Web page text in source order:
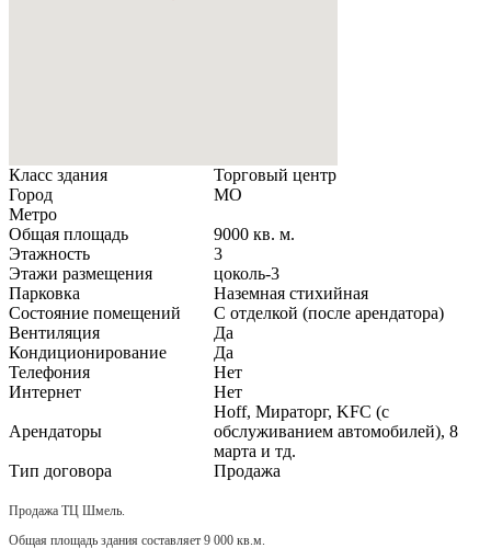
Класс здания
Торговый центр
Город
МО
Метро
Общая площадь
9000 кв. м.
Этажность
3
Этажи размещения
цоколь-3
Парковка
Наземная стихийная
Состояние помещений
С отделкой (после арендатора)
Вентиляция
Да
Кондиционирование
Да
Телефония
Нет
Интернет
Нет
Арендаторы
Hoff, Мираторг, KFC (с
обслуживанием автомобилей), 8
марта и тд.
Тип договора
Продажа
Продажа ТЦ Шмель.
Общая площадь здания составляет 9 000 кв.м.